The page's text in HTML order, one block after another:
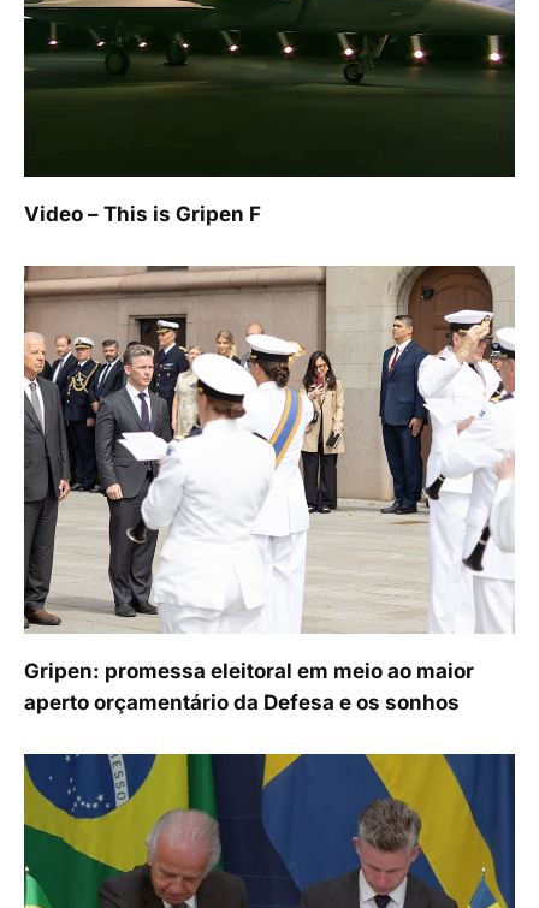
Video – This is Gripen F
Gripen: promessa eleitoral em meio ao maior
aperto orçamentário da Defesa e os sonhos